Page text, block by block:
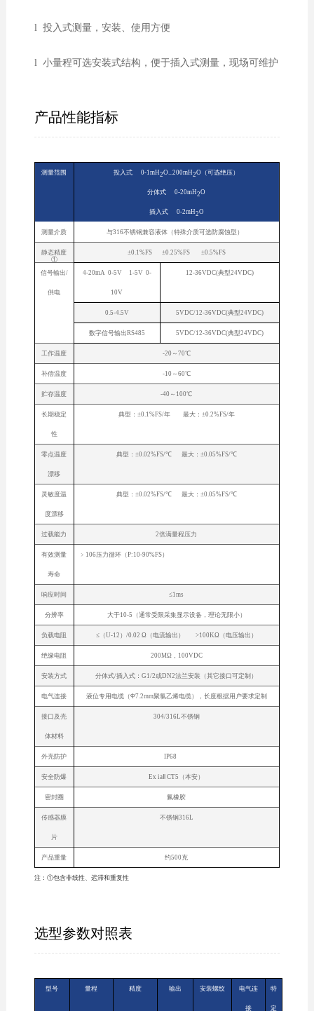
l 投入式测量，安装、使用方便
l 小量程可选安装式结构，便于插入式测量，现场可维护
产品性能指标
测量范围 投入式 0-1mH2O...200mH2O（可选绝压）
分体式 0-20mH2O
插入式 0-2mH2O
测量介质 与316不锈钢兼容液体（特殊介质可选防腐蚀型）
静态精度
①
±0.1%FS ±0.25%FS ±0.5%FS
信号输出/
供电
4-20mA 0-5V 1-5V 0-
10V
12-36VDC(典型24VDC)
0.5-4.5V 5VDC/12-36VDC(典型24VDC)
数字信号输出RS485 5VDC/12-36VDC(典型24VDC)
工作温度 -20～70℃
补偿温度 -10～60℃
贮存温度 -40～100℃
长期稳定
性
典型：±0.1%FS/年 最大：±0.2%FS/年
零点温度
漂移
典型：±0.02%FS/℃ 最大：±0.05%FS/℃
灵敏度温
度漂移
典型：±0.02%FS/℃ 最大：±0.05%FS/℃
过载能力 2倍满量程压力
有效测量
寿命
﹥106压力循环（P:10-90%FS）
响应时间 ≤1ms
分辨率 大于10-5（通常受限采集显示设备，理论无限小）
负载电阻 ≤（U-12）/0.02 Ω（电流输出） >100KΩ（电压输出）
绝缘电阻 200MΩ，100VDC
安装方式 分体式/插入式：G1/2或DN2法兰安装（其它接口可定制）
电气连接 液位专用电缆（Φ7.2mm聚氯乙烯电缆），长度根据用户要求定制
接口及壳
体材料
304/316L不锈钢
外壳防护 IP68
安全防爆 Ex iaⅡ CT5（本安）
密封圈 氟橡胶
传感器膜
片
不锈钢316L
产品重量 约500克
注：①包含非线性、迟滞和重复性
选型参数对照表
型号 量程 精度 输出 安装螺纹 电气连
接
特
定